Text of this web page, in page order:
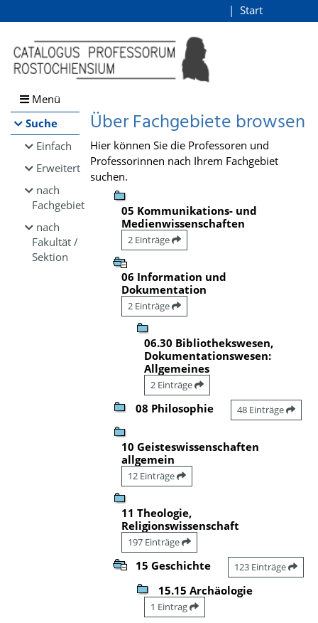
Browsen
direkt zum Inhalt
Start
Menü
Suche
Einfach
Erweitert
nach
Fachgebiet
nach
Fakultät /
Sektion
Über Fachgebiete browsen
Hier können Sie die Professoren und
Professorinnen nach Ihrem Fachgebiet
suchen.
05 Kommunikations- und
Medienwissenschaften
2 Einträge
06 Information und
Dokumentation
2 Einträge
06.30 Bibliothekswesen,
Dokumentationswesen:
Allgemeines
2 Einträge
08 Philosophie 48 Einträge
10 Geisteswissenschaften
allgemein
12 Einträge
11 Theologie,
Religionswissenschaft
197 Einträge
15 Geschichte 123 Einträge
15.15 Archäologie
1 Eintrag